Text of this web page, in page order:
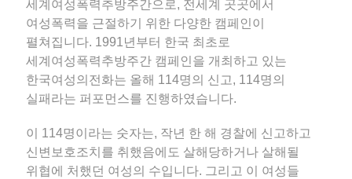
세계여성폭력추방주간으로, 전세계 곳곳에서
여성폭력을 근절하기 위한 다양한 캠페인이
펼쳐집니다. 1991년부터 한국 최초로
세계여성폭력추방주간 캠페인을 개최하고 있는
한국여성의전화는 올해 114명의 신고, 114명의
실패라는 퍼포먼스를 진행하였습니다.
이 114명이라는 숫자는, 작년 한 해 경찰에 신고하고
신변보호조치를 취했음에도 살해당하거나 살해될
위협에 처했던 여성의 수입니다. 그리고 이 여성들